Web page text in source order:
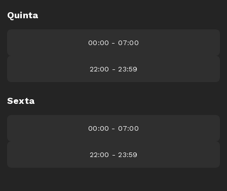
Quinta
00:00 - 07:00
22:00 - 23:59
Sexta
00:00 - 07:00
22:00 - 23:59